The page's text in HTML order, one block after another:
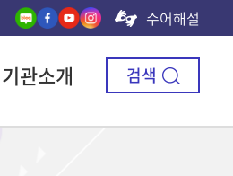
수어해설
기관소개 검색